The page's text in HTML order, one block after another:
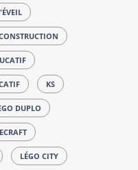
KS
DUPLO
LÉGO CITY